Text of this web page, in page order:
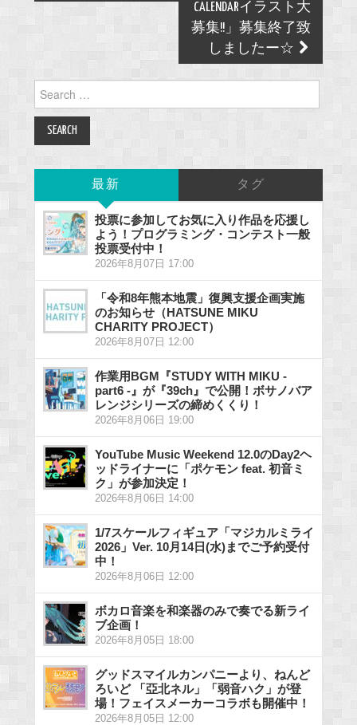
CALENDARイラスト大
募集!!」募集終了致
しましたー☆
for:
最新 タグ
投票に参加してお気に入り作品を応援し
よう！プログラミング・コンテスト一般
投票受付中！
2026年8月07日 17:00
「令和8年熊本地震」復興支援企画実施
のお知らせ（HATSUNE MIKU
CHARITY PROJECT）
2026年8月07日 12:00
作業用BGM『STUDY WITH MIKU -
part6 -』が『39ch』で公開！ボサノバア
レンジシリーズの締めくくり！
2026年8月06日 19:00
YouTube Music Weekend 12.0のDay2ヘ
ッドライナーに「ポケモン feat. 初音ミ
ク」が参加決定！
2026年8月06日 14:00
1/7スケールフィギュア「マジカルミライ
2026」Ver. 10月14日(水)までご予約受付
中！
2026年8月06日 12:00
ボカロ音楽を和楽器のみで奏でる新ライ
ブ企画！
2026年8月05日 18:00
グッドスマイルカンパニーより、ねんど
ろいど 「亞北ネル」「弱音ハク」が登
場！フェイスメーカーコラボも開催中！
2026年8月05日 12:00